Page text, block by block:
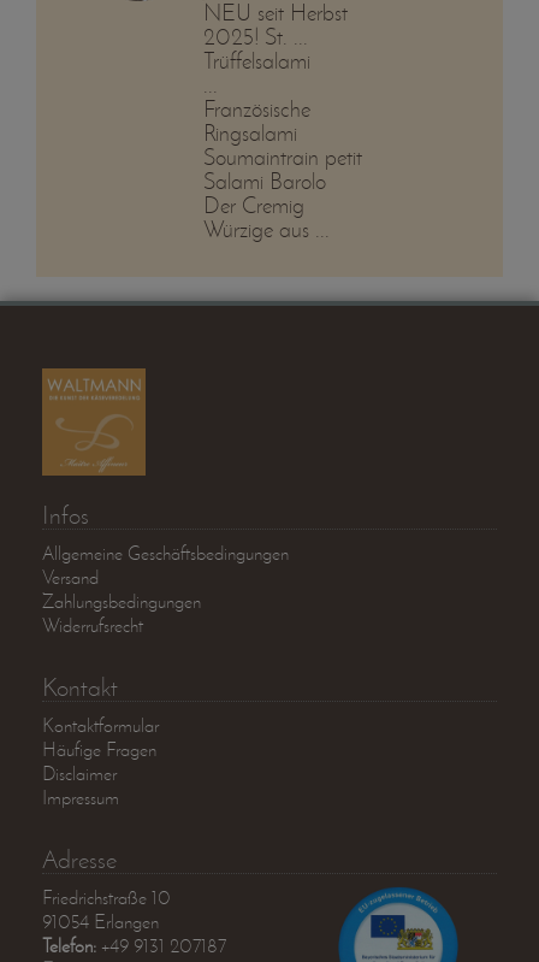
NEU seit Herbst
2025! St. ...
Trüffelsalami
...
Französische
Ringsalami
Soumaintrain petit
Salami Barolo
Der Cremig
Würzige aus ...
Infos
Allgemeine Geschäftsbedingungen
Versand
Zahlungsbedingungen
Widerrufsrecht
Kontakt
Kontaktformular
Häufige Fragen
Disclaimer
Impressum
Adresse
Friedrichstraße 10
91054 Erlangen
Telefon: +49 9131 207187